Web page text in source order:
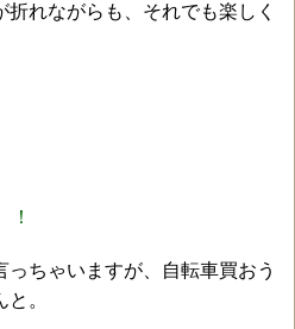
れながらも、それでも楽しく
！
ちゃいますが、自転車買おう
。